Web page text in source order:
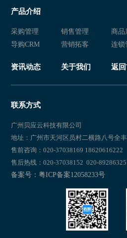
新零售 衣盈易
新零售 新零售易
新零售 新零售易
新零售 新零售易
新零售 新零售易
产品介绍
采购管理 销售管理 商品
导购CRM
营销拓客 连锁
资讯动态 关于我们 返
联系方式
广州贝应云科技有限公司
地址：广州市天河区员村二横路八号全
售前咨询：020-37038169 18620616222
售后热线：020-37038152 020-89286325
备案号：粤ICP备案12058233号